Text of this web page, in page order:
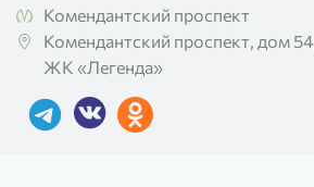
Комендантский проспект
Комендантский проспект, дом 54,
ЖК «Легенда»